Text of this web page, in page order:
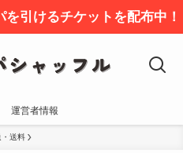
引けるチケットを配布中！
運営者情報
・送料